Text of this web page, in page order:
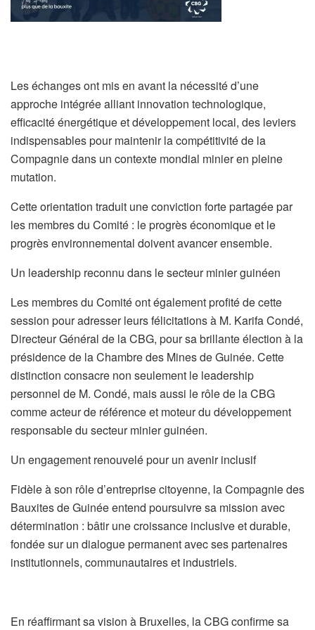
Les échanges ont mis en avant la nécessité d’une
approche intégrée alliant innovation technologique,
efficacité énergétique et développement local, des leviers
indispensables pour maintenir la compétitivité de la
Compagnie dans un contexte mondial minier en pleine
mutation.
Cette orientation traduit une conviction forte partagée par
les membres du Comité : le progrès économique et le
progrès environnemental doivent avancer ensemble.
Un leadership reconnu dans le secteur minier guinéen
Les membres du Comité ont également profité de cette
session pour adresser leurs félicitations à M. Karifa Condé,
Directeur Général de la CBG, pour sa brillante élection à la
présidence de la Chambre des Mines de Guinée. Cette
distinction consacre non seulement le leadership
personnel de M. Condé, mais aussi le rôle de la CBG
comme acteur de référence et moteur du développement
responsable du secteur minier guinéen.
Un engagement renouvelé pour un avenir inclusif
Fidèle à son rôle d’entreprise citoyenne, la Compagnie des
Bauxites de Guinée entend poursuivre sa mission avec
détermination : bâtir une croissance inclusive et durable,
fondée sur un dialogue permanent avec ses partenaires
institutionnels, communautaires et industriels.
En réaffirmant sa vision à Bruxelles, la CBG confirme sa